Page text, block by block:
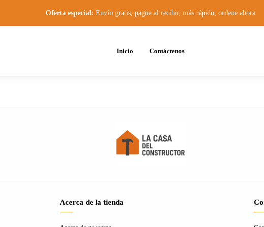
Oferta especial: Envío gratis, pague al recibir, más rápido, ordene ahora
Inicio Contáctenos
Acerca de la tienda